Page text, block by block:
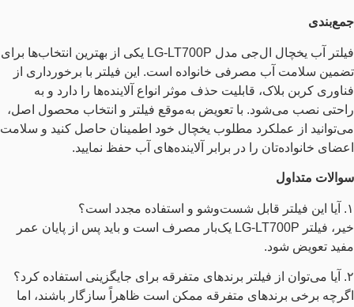
جمع‌بندی
فیلتر آب یخچال ال‌جی مدل LG-LT700P یکی از بهترین انتخاب‌ها برای
تضمین سلامت آب مصرفی خانواده است. این فیلتر با برخورداری از
فناوری کربن بلاک، قابلیت حذف موثر انواع آلاینده‌ها را دارد و به
راحتی نصب می‌شود. با تعویض به‌موقع فیلتر و انتخاب محصول اصل،
می‌توانید از عملکرد مطلوب یخچال خود اطمینان حاصل کنید و سلامت
اعضای خانواده‌تان را در برابر آلاینده‌های آب حفظ نمایید.
سوالات متداول
۱. آیا این فیلتر قابل شست‌وشو و استفاده مجدد است؟
خیر، فیلتر LG-LT700P یک‌بار مصرف است و باید پس از پایان عمر
مفید تعویض شود.
۲. آیا می‌توان از فیلتر برندهای متفرقه برای جایگزینی استفاده کرد؟
اگرچه برخی برندهای متفرقه ممکن است ظاهراً سازگار باشند، اما